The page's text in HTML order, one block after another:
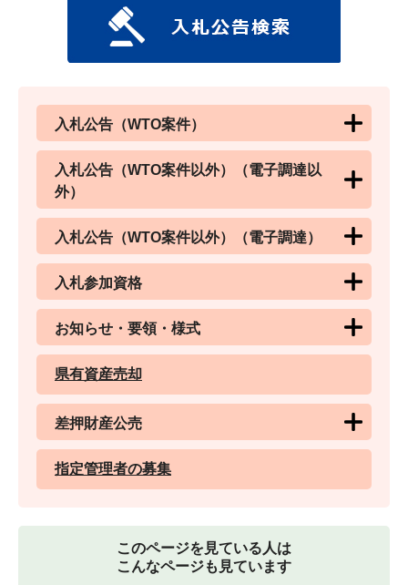
入札公告（WTO案件）
入札公告（WTO案件以外）（電子調達以
外）
入札公告（WTO案件以外）（電子調達）
入札参加資格
お知らせ・要領・様式
県有資産売却
差押財産公売
指定管理者の募集
このページを見ている人は
こんなページも見ています